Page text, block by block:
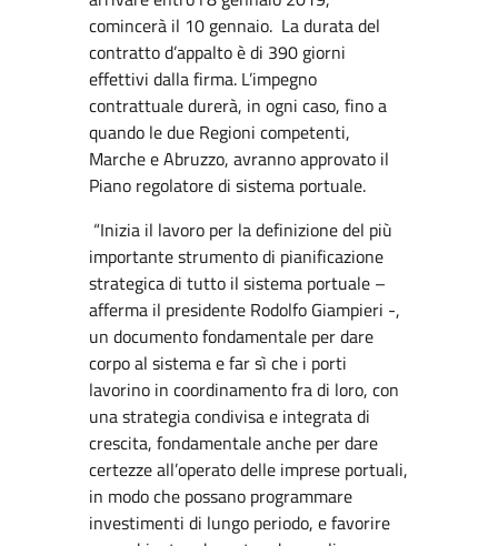
comincerà il 10 gennaio. La durata del
contratto d’appalto è di 390 giorni
effettivi dalla firma. L’impegno
contrattuale durerà, in ogni caso, fino a
quando le due Regioni competenti,
Marche e Abruzzo, avranno approvato il
Piano regolatore di sistema portuale.
“Inizia il lavoro per la definizione del più
importante strumento di pianificazione
strategica di tutto il sistema portuale –
afferma il presidente Rodolfo Giampieri -,
un documento fondamentale per dare
corpo al sistema e far sì che i porti
lavorino in coordinamento fra di loro, con
una strategia condivisa e integrata di
crescita, fondamentale anche per dare
certezze all’operato delle imprese portuali,
in modo che possano programmare
investimenti di lungo periodo, e favorire